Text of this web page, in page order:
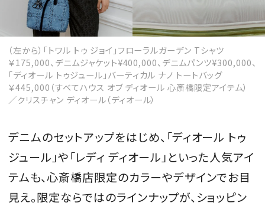
（左から）「トワル トゥ ジョイ」フローラルガーデン Tシャツ
￥175,000、デニムジャケット¥400,000、デニムパンツ¥300,000、
「ディオール トゥジュール」バーティカル ナノ トートバッグ
￥445,000（すべてハウス オブ ディオール 心斎橋限定アイテム）
／クリスチャン ディオール（ディオール）
デニムのセットアップをはじめ、「ディオール トゥ
ジュール」や「レディ ディオール」といった人気アイ
テムも、心斎橋店限定のカラーやデザインでお目
見え。限定ならではのラインナップが、ショッピン